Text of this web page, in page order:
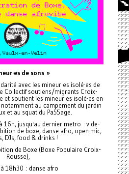
de sons »
avec les mineur·es isolé·es de
Collectif soutiens/migrants Croix-
et soutient les mineur·es isolé·es en
au campement du jardin
et au squat du Pa55age.
16h, jusqu'au dernier metro : vide-
de boxe, danse afro, open mic,
DJs, food & drinks !
de Boxe (Boxe Populaire Croix-
Rousse),
18h30 : danse afro